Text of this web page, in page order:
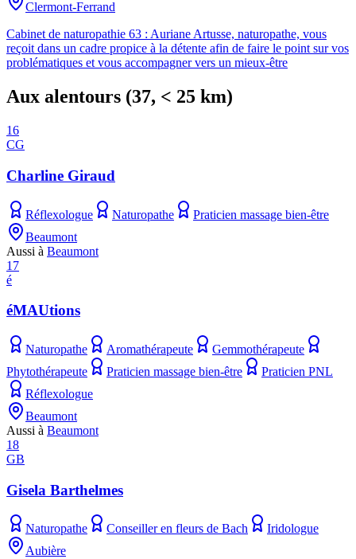
Clermont-Ferrand
Cabinet de naturopathie 63 : Auriane Artusse, naturopathe, vous
reçoit dans un cadre propice à la détente afin de faire le point sur vos
problématiques et vous accompagner vers un mieux-être
Aux alentours (37, < 25 km)
16
CG
Charline Giraud
Réflexologue Naturopathe
Praticien massage bien-être
Beaumont
Aussi à Beaumont
17
é
éMAUtions
Naturopathe Aromathérapeute
Gemmothérapeute
Phytothérapeute
Praticien massage bien-être
Praticien PNL
Réflexologue
Beaumont
Aussi à Beaumont
18
GB
Gisela Barthelmes
Naturopathe Conseiller en fleurs de Bach
Iridologue
Aubière